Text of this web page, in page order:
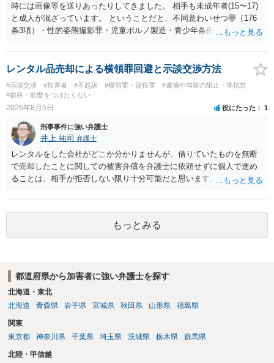
時には画像等を送りあったりしてきました。 相手も未成年者(15〜17)
と成人が混ざっています。 ということだと、不同意わいせつ罪（176
条3項）・性的姿態撮影罪・児童ポルノ製造・青少年条例違反（わいせ
で、警察にバレれば、それなりの捜査を受けるでしょう。
レンタル品売却による横領罪回避と示談交渉方法
#示談交渉 #加害者 #不起訴 #横領罪・背任罪
#逮捕や勾留の阻止・準抗告
#前科・前歴をつけたくない
2026年8月5日 役にたった 1
刑事事件に強い弁護士
井上 祐司 弁護士
レンタルをした会社がどこか分かりませんが、借りていたものを無断
で売却したことに関しての被害弁償を弁護士に依頼せずに個人で進め
ることは、相手が拒否しない限り十分可能だと思います。 見積を出し
か）、弁護士に法律相談において助言をもらえば足りるでしょう。
もっとみる
都道府県から加害者に強い弁護士を探す
北海道・東北
北海道
青森県 岩手県 宮城県 秋田県 山形県 福島県
関東
東京都
神奈川県 千葉県 埼玉県 茨城県 栃木県 群馬県
北陸・甲信越